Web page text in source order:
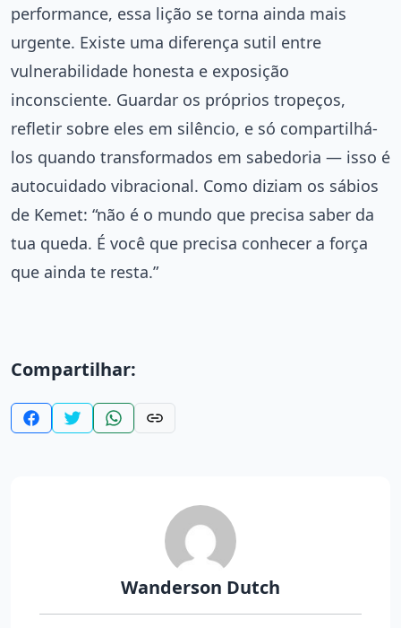
performance, essa lição se torna ainda mais
urgente. Existe uma diferença sutil entre
vulnerabilidade honesta e exposição
inconsciente. Guardar os próprios tropeços,
refletir sobre eles em silêncio, e só compartilhá-
los quando transformados em sabedoria — isso é
autocuidado vibracional. Como diziam os sábios
de Kemet: “não é o mundo que precisa saber da
tua queda. É você que precisa conhecer a força
que ainda te resta.”
Compartilhar:
Wanderson Dutch